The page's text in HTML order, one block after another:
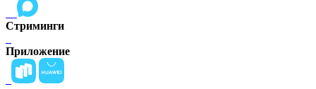
Стриминги
Приложение